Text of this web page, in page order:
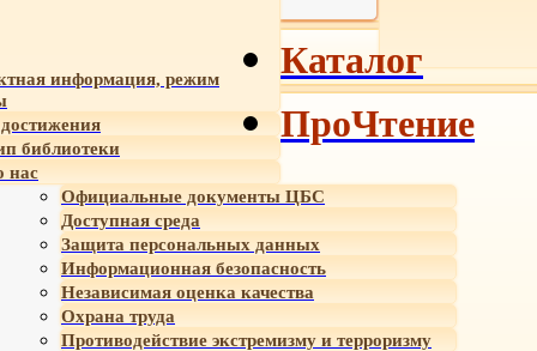
информация, режим
библиотеки
нас
Официальные документы ЦБС
Доступная среда
Защита персональных данных
Информационная безопасность
Независимая оценка качества
Охрана труда
Противодействие экстремизму и терроризму
Каталог
ПроЧтение